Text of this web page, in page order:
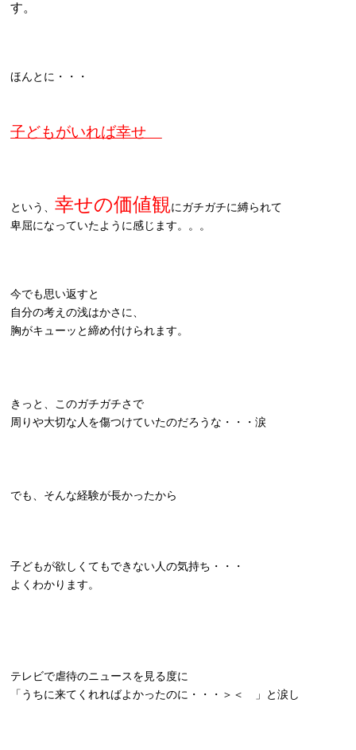
す。
ほんとに・・・
子どもがいれば幸せ
という、幸せの価値観にガチガチに縛られて
卑屈になっていたように感じます。。。
今でも思い返すと
自分の考えの浅はかさに、
胸がキューッと締め付けられます。
きっと、このガチガチさで
周りや大切な人を傷つけていたのだろうな・・・涙
でも、そんな経験が長かったから
子どもが欲しくてもできない人の気持ち・・・
よくわかります。
テレビで虐待のニュースを見る度に
「うちに来てくれればよかったのに・・・＞＜ 」と涙し